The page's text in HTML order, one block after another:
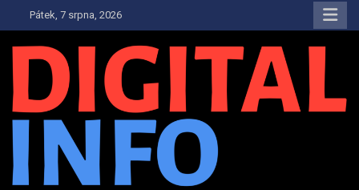
to
content
Pátek, 7 srpna, 2026